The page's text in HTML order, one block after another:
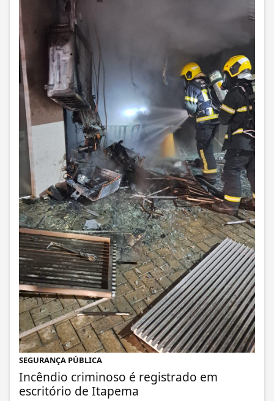
SEGURANÇA PÚBLICA
Incêndio criminoso é registrado em
escritório de Itapema